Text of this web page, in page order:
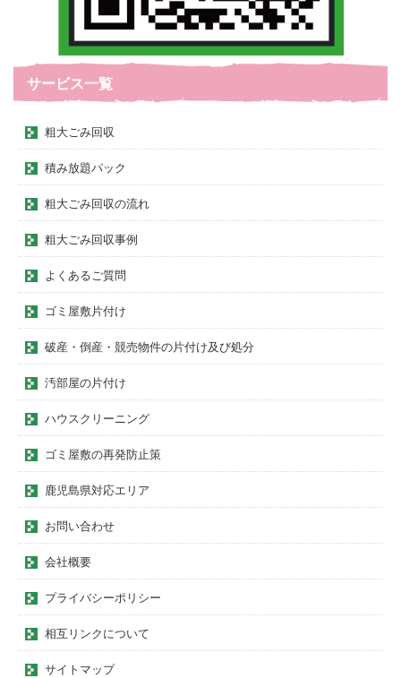
サービス一覧
粗大ごみ回収
積み放題パック
粗大ごみ回収の流れ
粗大ごみ回収事例
よくあるご質問
ゴミ屋敷片付け
破産・倒産・競売物件の片付け及び処分
汚部屋の片付け
ハウスクリーニング
ゴミ屋敷の再発防止策
鹿児島県対応エリア
お問い合わせ
会社概要
プライバシーポリシー
相互リンクについて
サイトマップ